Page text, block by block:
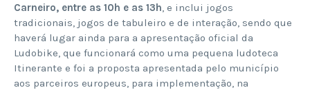
Carneiro, entre as 10h e as 13h , e inclui jogos
tradicionais, jogos de tabuleiro e de interação, sendo que
haverá lugar ainda para a apresentação oficial da
Ludobike, que funcionará como uma pequena ludoteca
Itinerante e foi a proposta apresentada pelo município
aos parceiros europeus, para implementação, na